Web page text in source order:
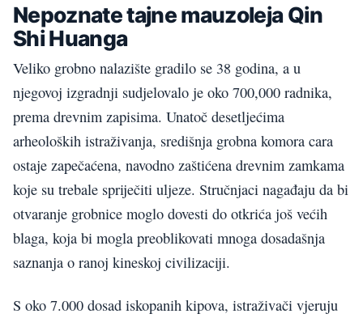
Nepoznate tajne mauzoleja Qin
Shi Huanga
Veliko grobno nalazište gradilo se 38 godina, a u
njegovoj izgradnji sudjelovalo je oko 700,000 radnika,
prema drevnim zapisima. Unatoč desetljećima
arheoloških istraživanja, središnja grobna komora cara
ostaje zapečaćena, navodno zaštićena drevnim zamkama
koje su trebale spriječiti uljeze. Stručnjaci nagađaju da bi
otvaranje grobnice moglo dovesti do otkrića još većih
blaga, koja bi mogla preoblikovati mnoga dosadašnja
saznanja o ranoj kineskoj civilizaciji.
S oko 7.000 dosad iskopanih kipova, istraživači vjeruju